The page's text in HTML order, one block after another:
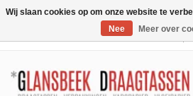
Wij slaan cookies op om onze website te
Nee
Meer over